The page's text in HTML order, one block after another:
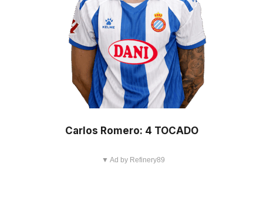
Carlos Romero: 4 TOCADO
▼ Ad by Refinery89